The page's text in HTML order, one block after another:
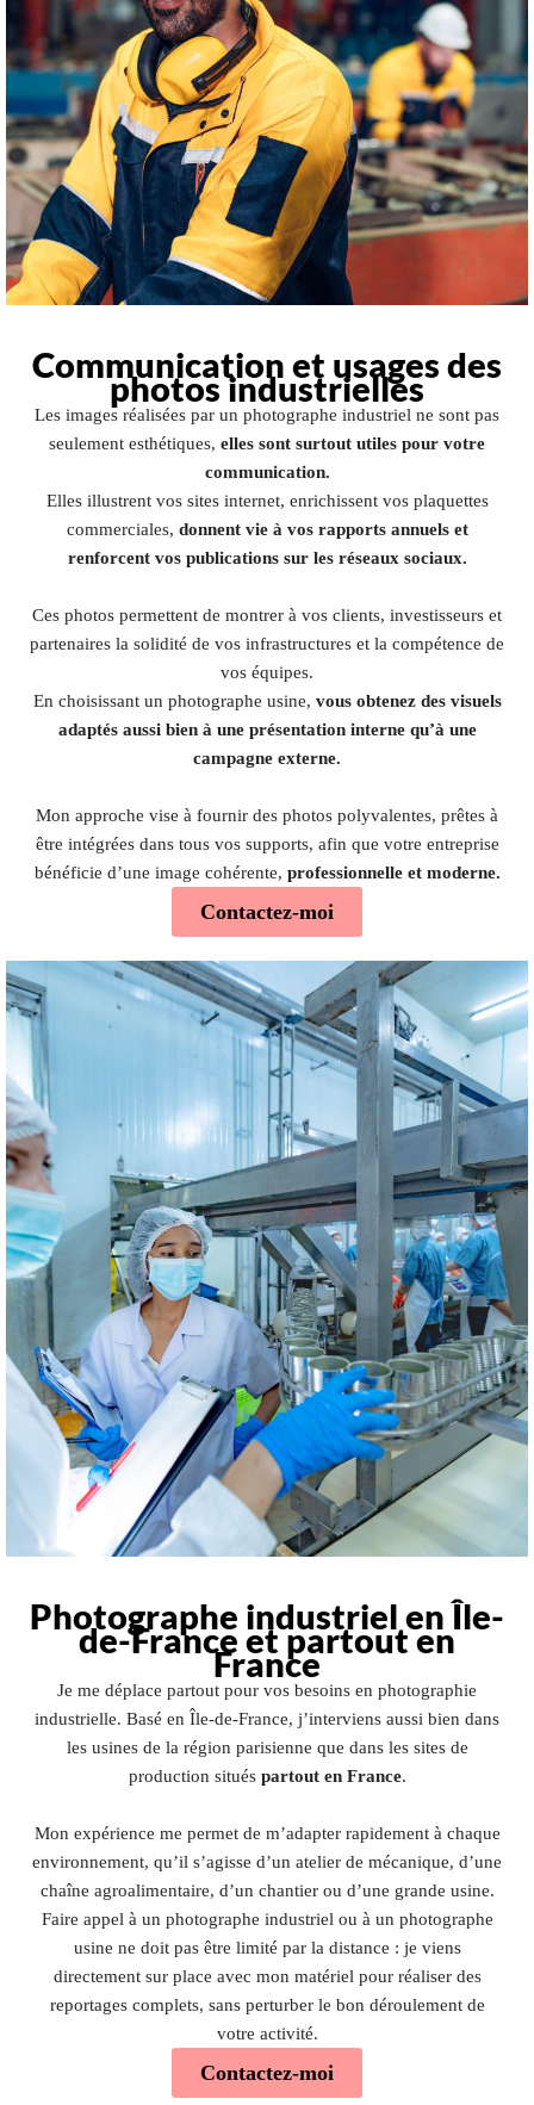
Communication et usages des
photos industrielles
Les images réalisées par un photographe industriel ne sont pas
seulement esthétiques, elles sont surtout utiles pour votre
communication.
Elles illustrent vos sites internet, enrichissent vos plaquettes
commerciales, donnent vie à vos rapports annuels et
renforcent vos publications sur les réseaux sociaux.
Ces photos permettent de montrer à vos clients, investisseurs et
partenaires la solidité de vos infrastructures et la compétence de
vos équipes.
En choisissant un photographe usine, vous obtenez des visuels
adaptés aussi bien à une présentation interne qu’à une
campagne externe.
Mon approche vise à fournir des photos polyvalentes, prêtes à
être intégrées dans tous vos supports, afin que votre entreprise
bénéficie d’une image cohérente, professionnelle et moderne.
Contactez-moi
Photographe industriel en Île-
de-France et partout en
France
Je me déplace partout pour vos besoins en photographie
industrielle. Basé en Île-de-France, j’interviens aussi bien dans
les usines de la région parisienne que dans les sites de
production situés partout en France.
Mon expérience me permet de m’adapter rapidement à chaque
environnement, qu’il s’agisse d’un atelier de mécanique, d’une
chaîne agroalimentaire, d’un chantier ou d’une grande usine.
Faire appel à un photographe industriel ou à un photographe
usine ne doit pas être limité par la distance : je viens
directement sur place avec mon matériel pour réaliser des
reportages complets, sans perturber le bon déroulement de
votre activité.
Contactez-moi